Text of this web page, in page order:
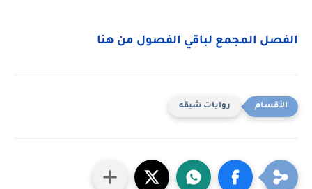
الفصل المجمع لباقي الفصول من هنا
روايات شيقه